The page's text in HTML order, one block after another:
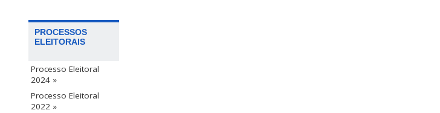
PROCESSOS
ELEITORAIS
Processo Eleitoral
2024 »
Processo Eleitoral
2022 »